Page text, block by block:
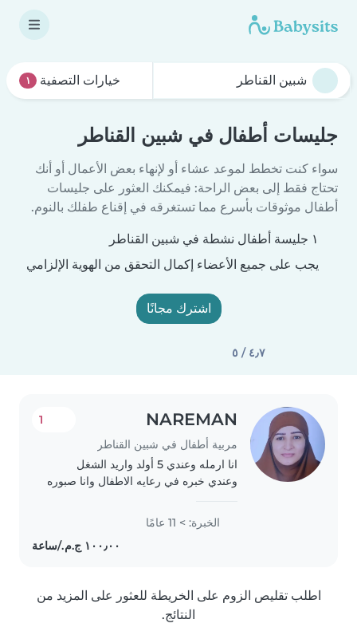
خيارات التصفية ١
جليسات أطفال في شبين القناطر
سواء كنت تخطط لموعد عشاء أو لإنهاء بعض الأعمال أو أنك
تحتاج فقط إلى بعض الراحة: فيمكنك العثور على جليسات
أطفال موثوقات بأسرع مما تستغرقه في إقناع طفلك بالنوم.
١ جليسة أطفال نشطة في شبين القناطر
يجب على جميع الأعضاء إكمال التحقق من الهوية الإلزامي
اشترك مجانًا
٤٫٧ / ٥
NAREMAN
مربية أطفال في شبين القناطر
1
انا ارمله وعندي 5 أولد واريد الشغل
وعندي خبره في رعايه الاطفال وانا صبوره
الخبرة: > 11 عامًا
اطلب تقليص الزوم على الخريطة للعثور على المزيد من
النتائج.